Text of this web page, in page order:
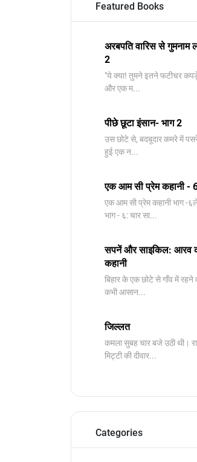
Featured Books
अरबपति वारिस से
2
"ये क्या! तुमने इतने फटीचर
और एक म...
पीछे छूटा इंसान- भाग 2
उस छोटे से, बदबूदार कमरे में
हुई एक न...
एक आम सी प्रेम कहानी -
​एक आम सी प्रेम कहानी भाग -
भाग - ६: चार सा...
सपनें और साइकिल: आरव
कहानी
बिहार के एक छोटे से गाँव में
कभी आसान...
जिल्लत
कमला सुबह चार बजे उठी थी।
मिट्टी की दीवार...
Categories